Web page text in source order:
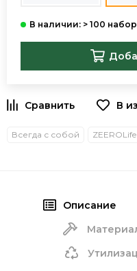
В
Всегда с собой ZEEROLife
Описание